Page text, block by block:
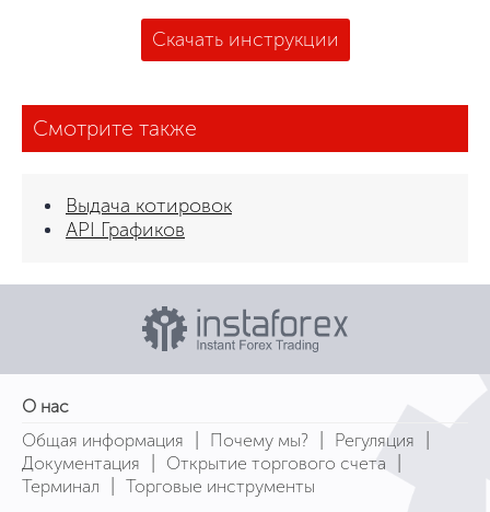
Скачать инструкции
Смотрите также
Выдача котировок
API Графиков
О нас
Общая информация
| Почему мы? | Регуляция |
Документация | Открытие торгового счета |
Терминал | Торговые инструменты